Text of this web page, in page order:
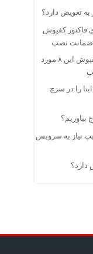
به تعویض دارد؟
فاکتور کفپوش
قبل از امضای فاکتور کفپوش این ۸ مورد
را در سرچ
بیاوریم؟
نیاز به سرویس
دارد؟